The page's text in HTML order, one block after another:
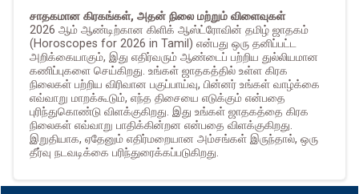
சாதகமான கிரகங்கள், அதன் நிலை மற்றும் விளைவுகள்
2026 ஆம் ஆண்டிற்கான கிளிக் ஆஸ்ட்ரோவின் தமிழ் ஜாதகம்
(Horoscopes for 2026 in Tamil) என்பது ஒரு தனிப்பட்ட
அறிக்கையாகும், இது எதிர்வரும் ஆண்டைப் பற்றிய துல்லியமான
கணிப்புகளை செய்கிறது. உங்கள் ஜாதகத்தில் உள்ள கிரக
நிலைகள் பற்றிய விரிவான பகுப்பாய்வு, பின்னர் உங்கள் வாழ்க்கை
எவ்வாறு மாறக்கூடும், எந்த திசையை எடுக்கும் என்பதை
புரிந்துகொண்டு விளக்குகிறது. இது உங்கள் ஜாதகத்தை கிரக
நிலைகள் எவ்வாறு பாதிக்கின்றன என்பதை விளக்குகிறது.
இறுதியாக, ஏதேனும் எதிர்மறையான அம்சங்கள் இருந்தால், ஒரு
தீர்வு நடவடிக்கை பரிந்துரைக்கப்படுகிறது.